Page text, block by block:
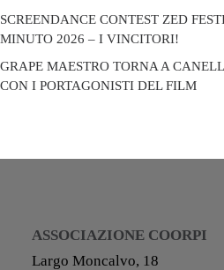
SCREENDANCE CONTEST ZED
MINUTO 2026 – I VINCITORI!
GRAPE MAESTRO TORNA A
CON I PORTAGONISTI DEL FILM
ASSOCIAZIONE COORPI
Largo Moncalvo, 18